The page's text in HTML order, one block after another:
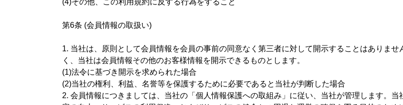
(4)その他、この利用規約に反する行為をすること
第6条 (会員情報の取扱い)
1. 当社は、原則として会員情報を会員の事前の同意なく第三者に対して開示することはありま
く、当社は会員情報その他のお客様情報を開示できるものとします。
(1)法令に基づき開示を求められた場合
(2)当社の権利、利益、名誉等を保護するために必要であると当社が判断した場合
2. 会員情報につきましては、当社の「個人情報保護への取組み」に従い、当社が管理します。